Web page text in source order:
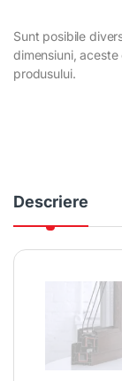
Sunt posibile
dimensiuni,
produsului.
Descriere